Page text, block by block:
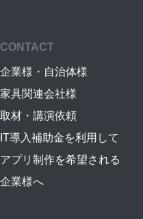
CONTACT
企業様・自治体様
家具関連会社様
取材・講演依頼
IT導入補助金を利用して
アプリ制作を希望される
企業様へ